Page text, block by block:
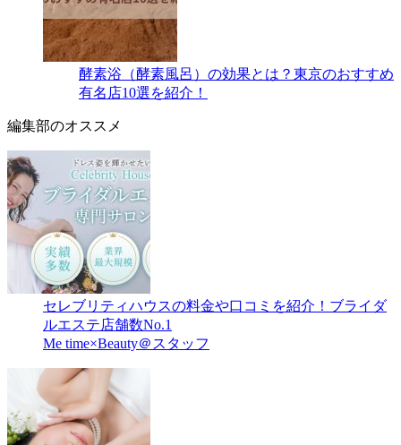
酵素浴（酵素風呂）の効果とは？東京のおすすめ
有名店10選を紹介！
編集部のオススメ
セレブリティハウスの料金や口コミを紹介！ブライダ
ルエステ店舗数No.1
Me time×Beauty＠スタッフ